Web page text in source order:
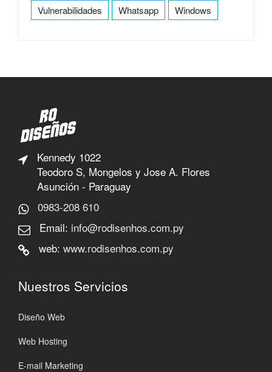
Vulnerabilidades
Whatsapp Windows
Kennedy 1022
Teodoro S, Mongelos y Jose A. Flores
Asunción - Paraguay
0983-208 610
Email: info@rodisenhos.com.py
web: www.rodisenhos.com.py
Nuestros Servicios
Diseño Web
Web Hosting
E-mail Marketing